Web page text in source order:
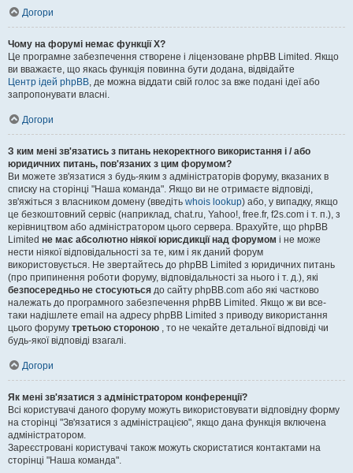
Догори
Чому на форумі немає функції X?
Це програмне забезпечення створене і ліцензоване phpBB Limited. Якщо
ви вважаєте, що якась функція повинна бути додана, відвідайте
Центр ідей phpBB, де можна віддати свій голос за вже подані ідеї або
запропонувати власні.
Догори
З ким мені зв'язатись з питань некоректного використання і / або
юридичних питань, пов'язаних з цим форумом?
Ви можете зв'язатися з будь-яким з адміністраторів форуму, вказаних в
списку на сторінці "Наша команда". Якщо ви не отримаєте відповіді,
зв'яжіться з власником домену (введіть whois lookup) або, у випадку, якщо
це безкоштовний сервіс (наприклад, chat.ru, Yahoo!, free.fr, f2s.com і т. п.), з
керівництвом або адміністратором цього сервера. Врахуйте, що phpBB
Limited не має абсолютно ніякої юрисдикції над форумом і не може
нести ніякої відповідальності за те, ким і як даний форум
використовується. Не звертайтесь до phpBB Limited з юридичних питань
(про припинення роботи форуму, відповідальності за нього і т. д.), які
безпосередньо не стосуються до сайту phpBB.com або які частково
належать до програмного забезпечення phpBB Limited. Якщо ж ви все-
таки надішлете email на адресу phpBB Limited з приводу використання
цього форуму третьою стороною , то не чекайте детальної відповіді чи
будь-якої відповіді взагалі.
Догори
Як мені зв'язатися з адміністратором конференції?
Всі користувачі даного форуму можуть використовувати відповідну форму
на сторінці "Зв'язатися з адміністрацією", якщо дана функція включена
адміністратором.
Зареєстровані користувачі також можуть скористатися контактами на
сторінці "Наша команда".